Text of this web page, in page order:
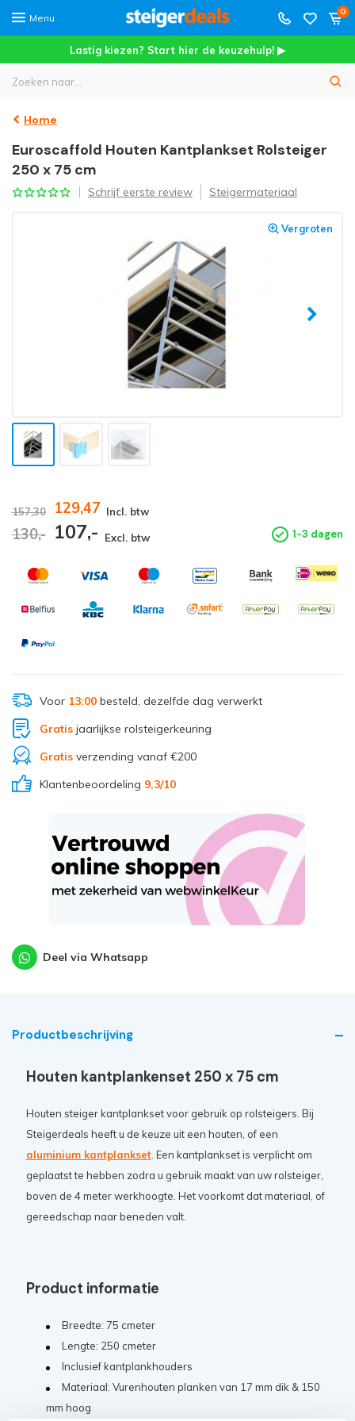
Menu
0
Lastig kiezen? Start hier de keuzehulp! ▶
Home
Euroscaffold Houten Kantplankset Rolsteiger
250 x 75 cm
Schrijf eerste review Steigermateriaal
Vergroten
157,30 129,47 Incl. btw
130,- 107,- Excl. btw 1-3 dagen
Voor 13:00besteld, dezelfde dag verwerkt
Gratisjaarlijkse rolsteigerkeuring
Gratisverzending vanaf €200
Klantenbeoordeling 9,3/10
Deel via Whatsapp
Productbeschrijving
Houten kantplankenset 250 x 75 cm
Houten steiger kantplankset voor gebruik op rolsteigers. Bij
Steigerdeals heeft u de keuze uit een houten, of een
aluminium kantplankset. Een kantplankset is verplicht om
geplaatst te hebben zodra u gebruik maakt van uw rolsteiger,
boven de 4 meter werkhoogte. Het voorkomt dat materiaal, of
gereedschap naar beneden valt.
Product informatie
Breedte: 75 cmeter
Lengte: 250 cmeter
Inclusief kantplankhouders
Materiaal: Vurenhouten planken van 17 mm dik & 150
mm hoog